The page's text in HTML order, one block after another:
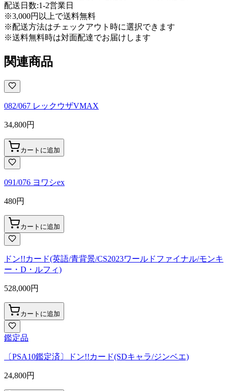
配送日数:1-2営業日
※3,000円以上で送料無料
※配送方法はチェックアウト時に選択できます
※送料無料時は対面配達でお届けします
関連商品
082/067 レックウザVMAX
34,800円
カートに追加
091/076 ヨワシex
480円
カートに追加
ドン!!カード(英語/青背景/CS2023ワールドファイナル/モンキ
ー・D・ルフィ)
528,000円
カートに追加
鑑定品
〔PSA10鑑定済〕ドン!!カード(SDキャラ/ジンベエ)
24,800円